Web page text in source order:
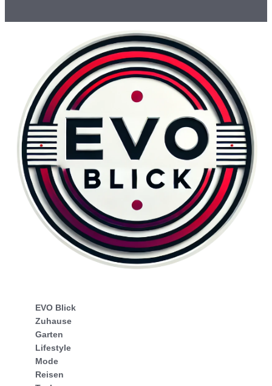
EVO Blick
Zuhause
Garten
Lifestyle
Mode
Reisen